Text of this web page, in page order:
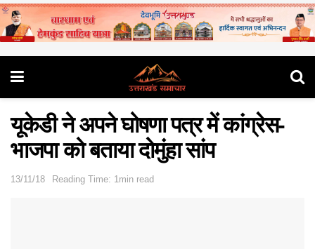
यूकेडी ने अपने घोषणा पत्र में कांग्रेस-
भाजपा को बताया दोमुंहा सांप
13/11/18 Reading Time: 1min read